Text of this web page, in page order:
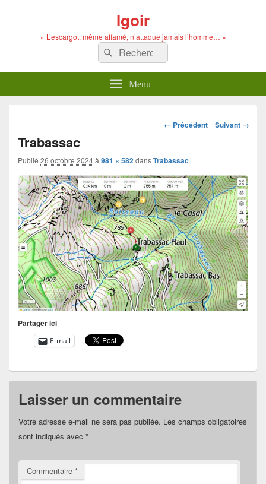
Igoir
« L’escargot, même affamé, n’attaque jamais l’homme… »
Recherche :
Rechercher
Menu
Navigation
images
← Précédent Suivant →
Trabassac
Publié 26 octobre 2024à 981 × 582dansTrabassac
Partager ici
E-mail
Laisser un commentaire
Votre adresse e-mail ne sera pas publiée. Les champs obligatoires
sont indiqués avec *
Commentaire *